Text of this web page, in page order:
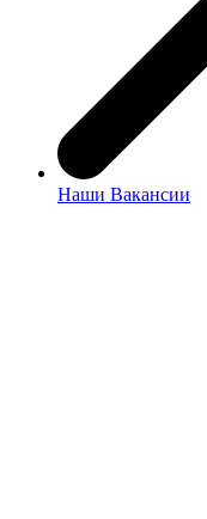
Наши Вакансии